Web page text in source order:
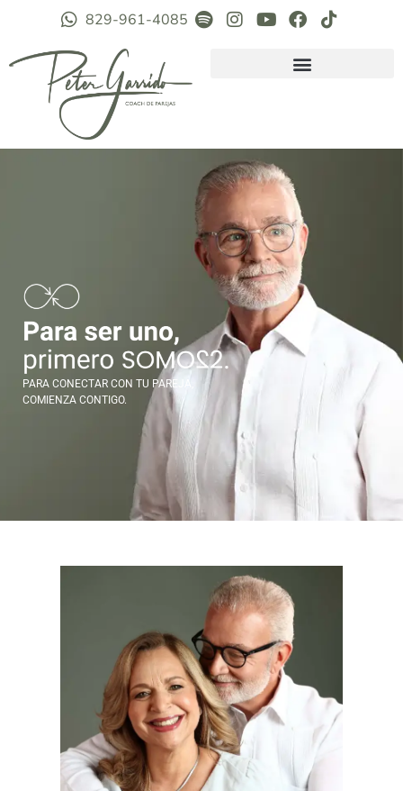
829-961-4085
PARA CONECTAR CON TU PAREJA,
COMIENZA CONTIGO.